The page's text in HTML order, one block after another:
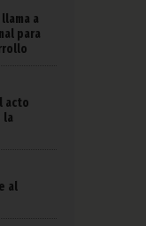
a
para
acto
la
al